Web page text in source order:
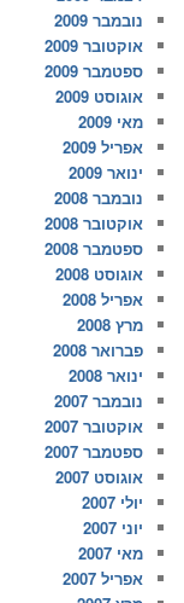
נובמבר 2009
אוקטובר 2009
ספטמבר 2009
אוגוסט 2009
מאי 2009
אפריל 2009
ינואר 2009
נובמבר 2008
אוקטובר 2008
ספטמבר 2008
אוגוסט 2008
אפריל 2008
מרץ 2008
פברואר 2008
ינואר 2008
נובמבר 2007
אוקטובר 2007
ספטמבר 2007
אוגוסט 2007
יולי 2007
יוני 2007
מאי 2007
אפריל 2007